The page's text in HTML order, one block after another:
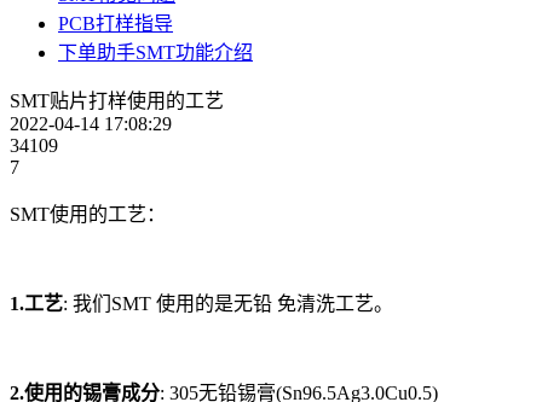
PCB打样指导
下单助手SMT功能介绍
SMT贴片打样使用的工艺
2022-04-14 17:08:29
34109
7
SMT使用的工艺：
1.工艺: 我们SMT 使用的是无铅 免清洗工艺。
2.使用的锡膏成分: 305无铅锡膏(Sn96.5Ag3.0Cu0.5)